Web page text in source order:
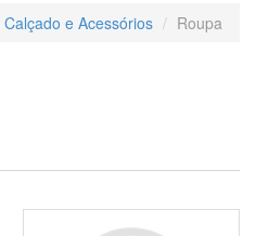
e Acessórios Roupa